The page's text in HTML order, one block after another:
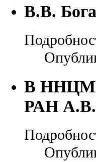
В.В.
В ННЦМБ
РАН А.В.